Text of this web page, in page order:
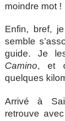
moindre mot !
Enfin, bref,
semble
guide. Je
Camino, et
quelques
Arrivé à
retrouve